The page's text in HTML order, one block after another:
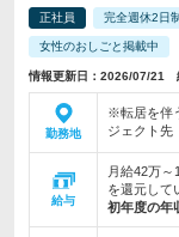
正社員 完全週休2日制
女性のおしごと掲載中
情報更新日：2026/07/21
勤務地
※転居を伴
ジェクト先
給与
月給42万
を還元して
初年度の年